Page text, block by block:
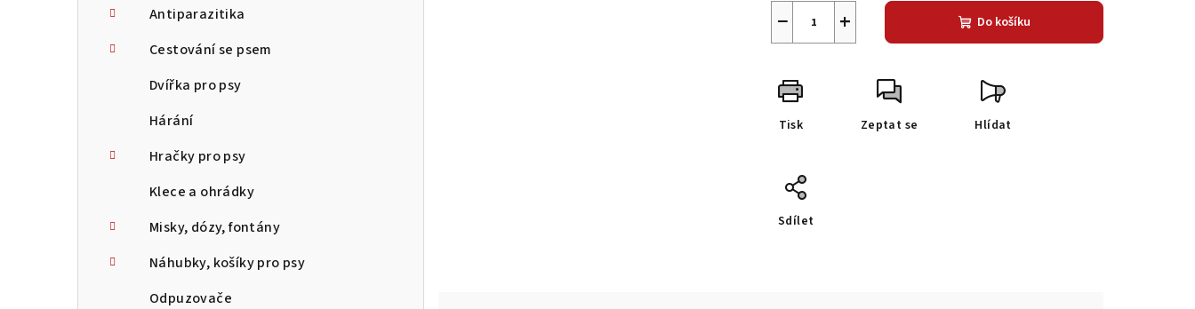
Antiparazitika
Cestování se psem
Dvířka pro psy
Hárání
Hračky pro psy
Klece a ohrádky
Misky, dózy, fontány
Náhubky, košíky pro psy
Odpuzovače
+
− Do košíku
Tisk Zeptat se Hlídat
Sdílet